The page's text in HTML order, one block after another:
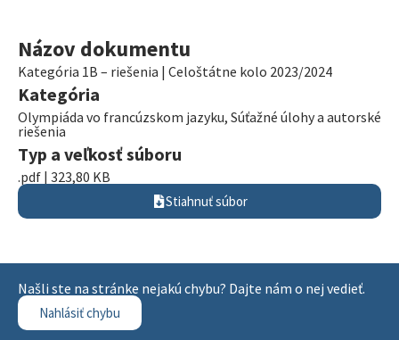
Názov dokumentu
Kategória 1B – riešenia | Celoštátne kolo 2023/2024
Kategória
Olympiáda vo francúzskom jazyku, Súťažné úlohy a autorské
riešenia
Typ a veľkosť súboru
.pdf | 323,80 KB
Stiahnuť súbor
Našli ste na stránke nejakú chybu? Dajte nám o nej vedieť.
Nahlásiť chybu